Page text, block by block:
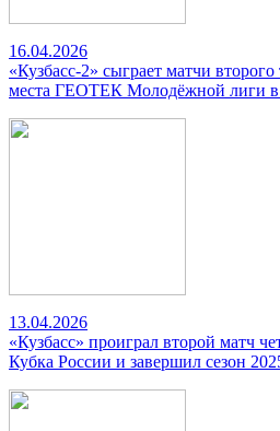
16.04.2026
«Кузбасс-2» сыграет матчи
места ГЕОТЕК Молодёжной лиги в
13.04.2026
«Кузбасс» проиграл второй матч
Кубка России и завершил сезон